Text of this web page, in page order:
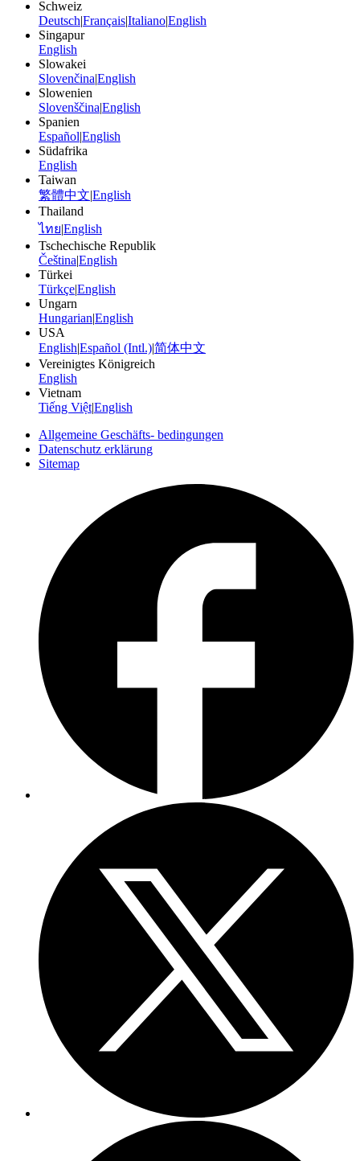
Schweiz
Deutsch|Français|Italiano|English
Singapur
English
Slowakei
Slovenčina|English
Slowenien
Slovenščina|English
Spanien
Español|English
Südafrika
English
Taiwan
繁體中文|English
Thailand
ไทย|English
Tschechische Republik
Čeština|English
Türkei
Türkçe|English
Ungarn
Hungarian|English
USA
English|Español (Intl.)|简体中文
Vereinigtes Königreich
English
Vietnam
Tiếng Việt|English
Allgemeine Geschäfts- bedingungen
Datenschutz erklärung
Sitemap